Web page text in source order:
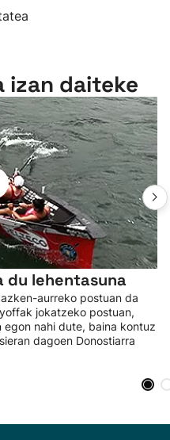
izan daiteke
du lehentasuna
aurreko postuan da
jokatzeko postuan,
nahi dute, baina kontuz
dagoen Donostiarra